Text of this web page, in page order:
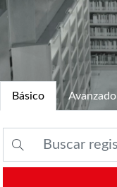
Básico Avanzado